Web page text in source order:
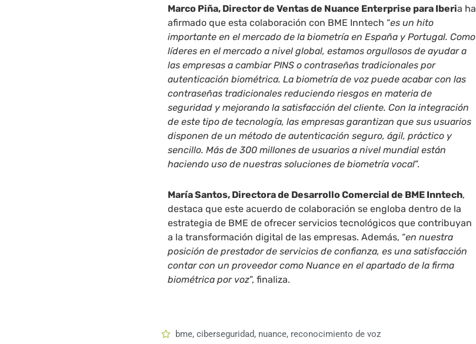
Marco Piña, Director de Ventas de Nuance Enterprise para Iberia ha
afirmado que esta colaboración con BME Inntech “es un hito
importante en el mercado de la biometría en España y Portugal. Como
líderes en el mercado a nivel global, estamos orgullosos de ayudar a
las empresas a cambiar PINS o contraseñas tradicionales por
autenticación biométrica. La biometría de voz puede acabar con las
contraseñas tradicionales reduciendo riesgos en materia de
seguridad y mejorando la satisfacción del cliente. Con la integración
de este tipo de tecnología, las empresas garantizan que sus usuarios
disponen de un método de autenticación seguro, ágil, práctico y
sencillo. Más de 300 millones de usuarios a nivel mundial están
haciendo uso de nuestras soluciones de biometría vocal”.
María Santos, Directora de Desarrollo Comercial de BME Inntech,
destaca que este acuerdo de colaboración se engloba dentro de la
estrategia de BME de ofrecer servicios tecnológicos que contribuyan
a la transformación digital de las empresas. Además, “en nuestra
posición de prestador de servicios de confianza, es una satisfacción
contar con un proveedor como Nuance en el apartado de la firma
biométrica por voz”, finaliza.
bme,ciberseguridad, nuance, reconocimiento de voz